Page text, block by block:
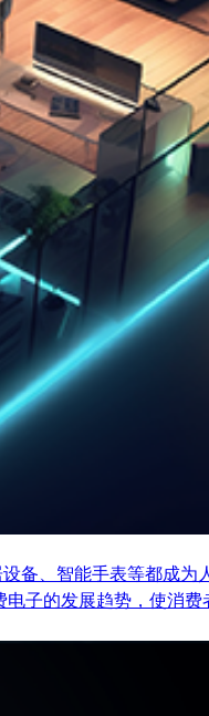
备、智能手表等都成为
子的发展趋势，使消